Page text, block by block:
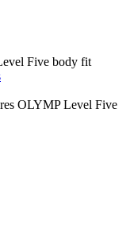
Five body fit
OLYMP Level Five